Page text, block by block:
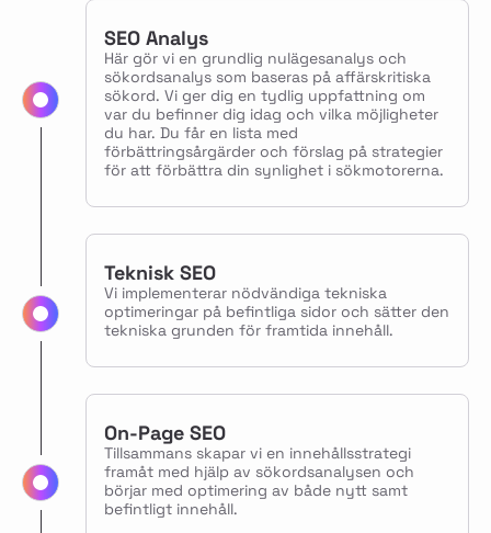
SEO Analys
Här gör vi en grundlig nulägesanalys och
sökordsanalys som baseras på affärskritiska
sökord. Vi ger dig en tydlig uppfattning om
var du befinner dig idag och vilka möjligheter
du har. Du får en lista med
förbättringsårgärder och förslag på strategier
för att förbättra din synlighet i sökmotorerna.
Teknisk SEO
Vi implementerar nödvändiga tekniska
optimeringar på befintliga sidor och sätter den
tekniska grunden för framtida innehåll.
On-Page SEO
Tillsammans skapar vi en innehållsstrategi
framåt med hjälp av sökordsanalysen och
börjar med optimering av både nytt samt
befintligt innehåll.